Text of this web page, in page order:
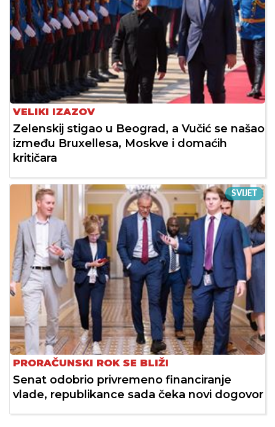
VELIKI IZAZOV
Zelenskij stigao u Beograd, a Vučić se našao
između Bruxellesa, Moskve i domaćih
kritičara
SVIJET
PRORAČUNSKI ROK SE BLIŽI
Senat odobrio privremeno financiranje
vlade, republikance sada čeka novi dogovor